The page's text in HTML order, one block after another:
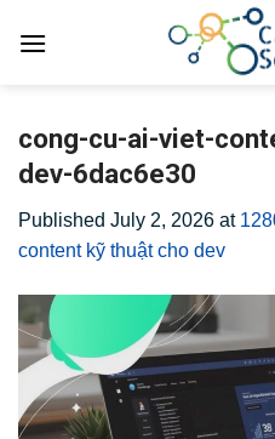
cong-cu-ai-viet-
dev-6dac6e30
Published July 2, 2026 at
content kỹ thuật cho dev